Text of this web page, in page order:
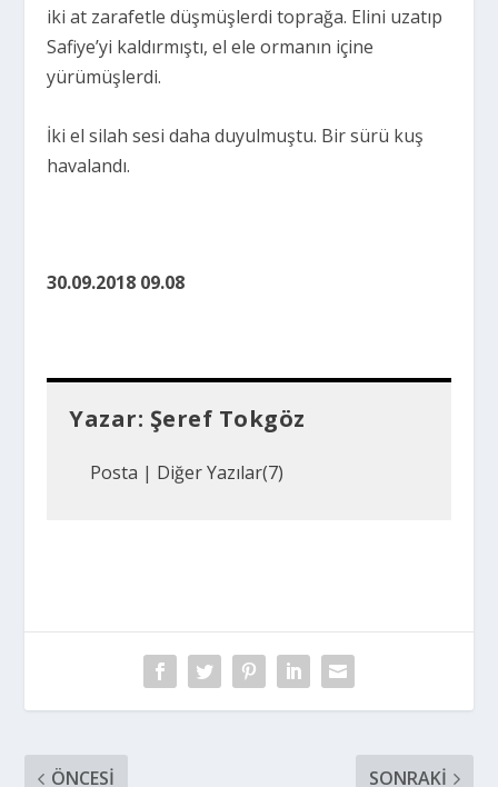
iki at zarafetle düşmüşlerdi toprağa. Elini uzatıp
Safiye’yi kaldırmıştı, el ele ormanın içine
yürümüşlerdi.
İki el silah sesi daha duyulmuştu. Bir sürü kuş
havalandı.
30.09.2018 09.08
Yazar: Şeref Tokgöz
Posta | Diğer Yazılar(7)
ÖNCESI SONRAKI